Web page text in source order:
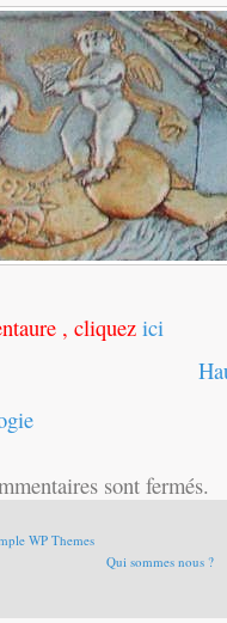
, cliquez ici
sont fermés.
WP Themes
Qui sommes nous ?